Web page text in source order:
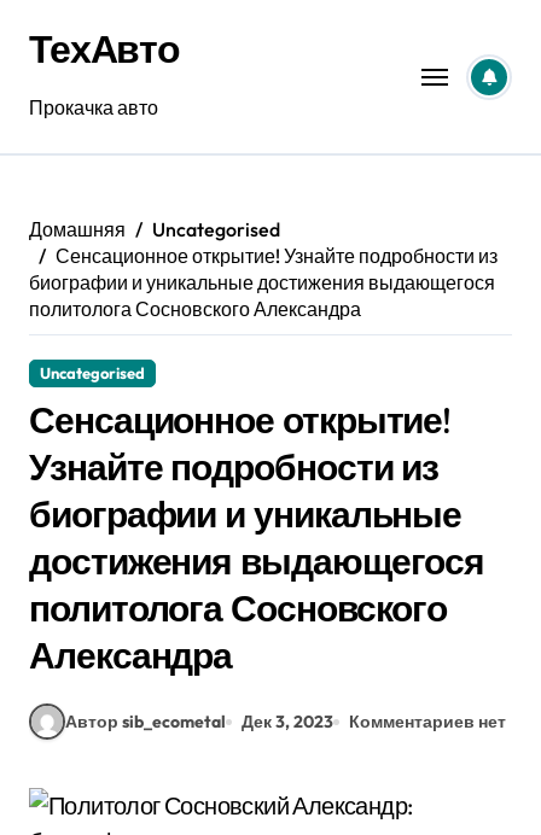
содержанию
ТехАвто
Прокачка авто
Домашняя
Uncategorised
Сенсационное открытие! Узнайте подробности из
биографии и уникальные достижения выдающегося
политолога Сосновского Александра
Uncategorised
Сенсационное открытие!
Узнайте подробности из
биографии и уникальные
достижения выдающегося
политолога Сосновского
Александра
Автор sib_ecometal Дек 3, 2023 Комментариев нет